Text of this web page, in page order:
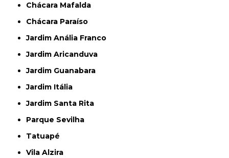
Chácara Mafalda
Chácara Paraíso
Jardim Anália Franco
Jardim Aricanduva
Jardim Guanabara
Jardim Itália
Jardim Santa Rita
Parque Sevilha
Tatuapé
Vila Alzira